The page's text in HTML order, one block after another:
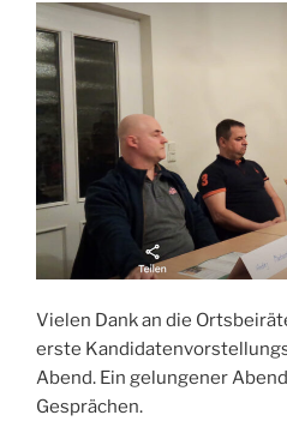
Vielen Dank an die
erste
Abend. Ein gelungener
Gesprächen.